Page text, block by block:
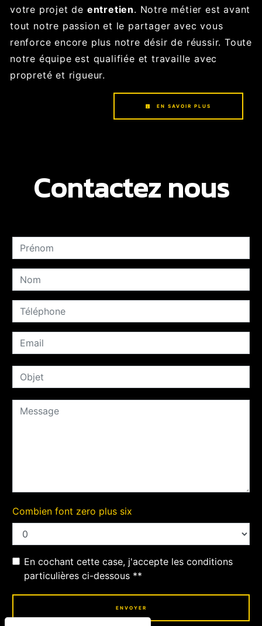
votre projet de entretien. Notre métier est avant
tout notre passion et le partager avec vous
renforce encore plus notre désir de réussir. Toute
notre équipe est qualifiée et travaille avec
propreté et rigueur.
EN SAVOIR PLUS
Contactez nous
Combien font zero plus six
En cochant cette case, j'accepte les conditions
particulières ci-dessous **
ENVOYER